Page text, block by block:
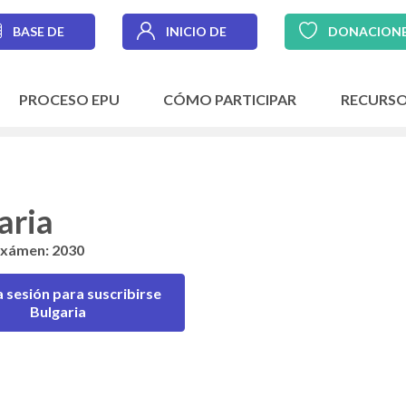
BASE DE INICIO DE
PROCESO EPU CÓMO PARTICIPAR
2030
sesión para suscribirse
Bulgaria